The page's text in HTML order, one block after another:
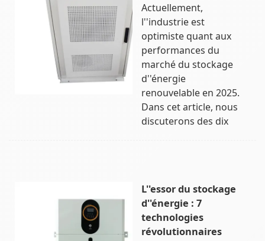
Actuellement,
l''industrie est
optimiste quant aux
performances du
marché du stockage
d''énergie
renouvelable en 2025.
Dans cet article, nous
discuterons des dix
L''essor du stockage
d''énergie : 7
technologies
révolutionnaires